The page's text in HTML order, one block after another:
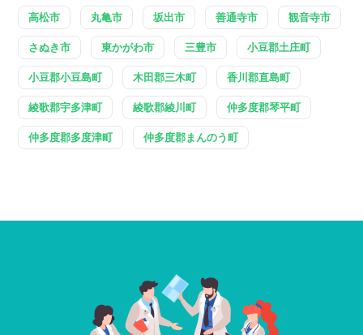
高松市 丸亀市 坂出市 善通寺市 観音寺市
さぬき市 東かがわ市 三豊市 小豆郡土庄町
小豆郡小豆島町 木田郡三木町 香川郡直島町
綾歌郡宇多津町 綾歌郡綾川町 仲多度郡琴平町
仲多度郡多度津町 仲多度郡まんのう町